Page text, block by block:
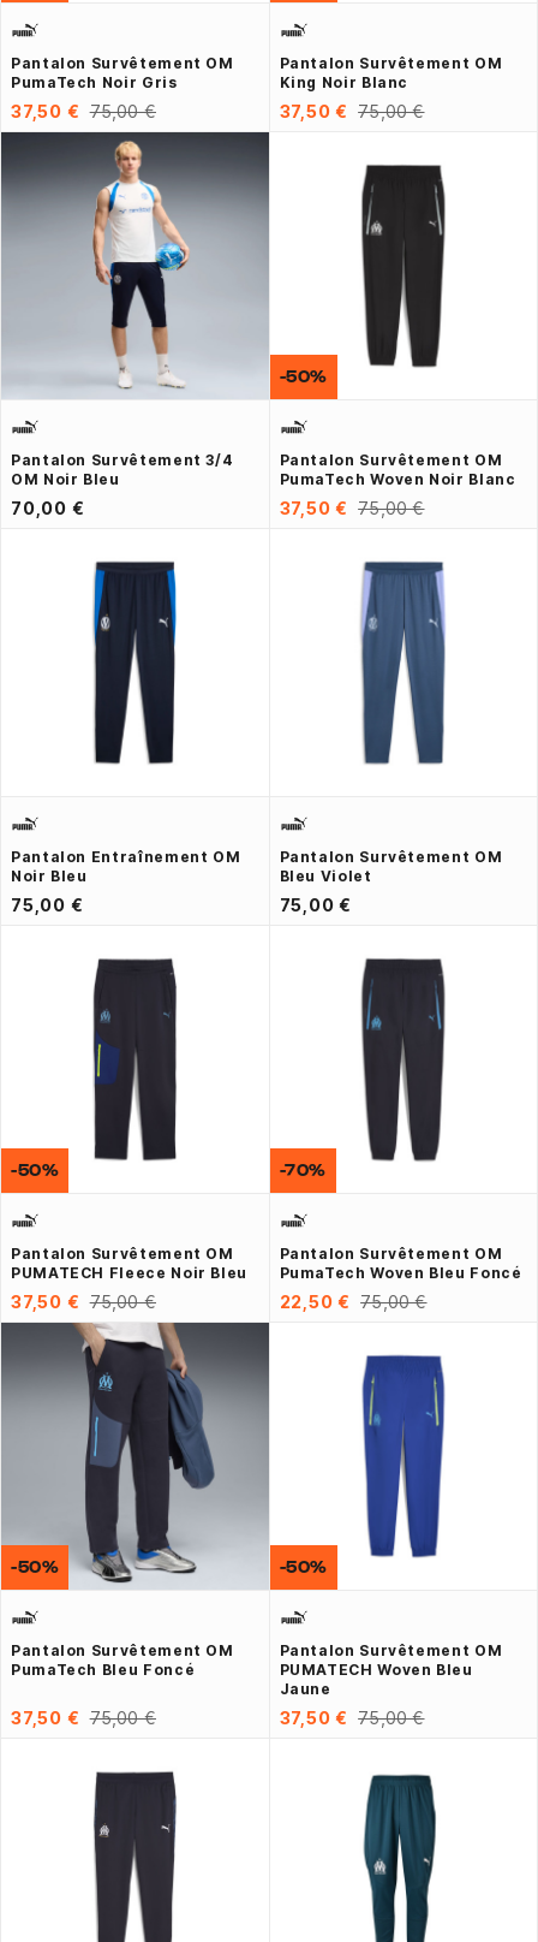
Pantalon Survêtement OM
PumaTech Noir Gris
37,50 € 75,00 €
Pantalon Survêtement OM
King Noir Blanc
37,50 € 75,00 €
Pantalon Survêtement 3/4
OM Noir Bleu
70,00 €
Pantalon Survêtement OM
PumaTech Woven Noir Blanc
37,50 € 75,00 €
-50%
Pantalon Entraînement OM
Noir Bleu
75,00 €
Pantalon Survêtement OM
Bleu Violet
75,00 €
Pantalon Survêtement OM
PUMATECH Fleece Noir Bleu
37,50 € 75,00 €
-50%
Pantalon Survêtement OM
PumaTech Woven Bleu Foncé
22,50 € 75,00 €
-70%
Pantalon Survêtement OM
PumaTech Bleu Foncé
37,50 € 75,00 €
-50%
Pantalon Survêtement OM
PUMATECH Woven Bleu
Jaune
37,50 € 75,00 €
-50%